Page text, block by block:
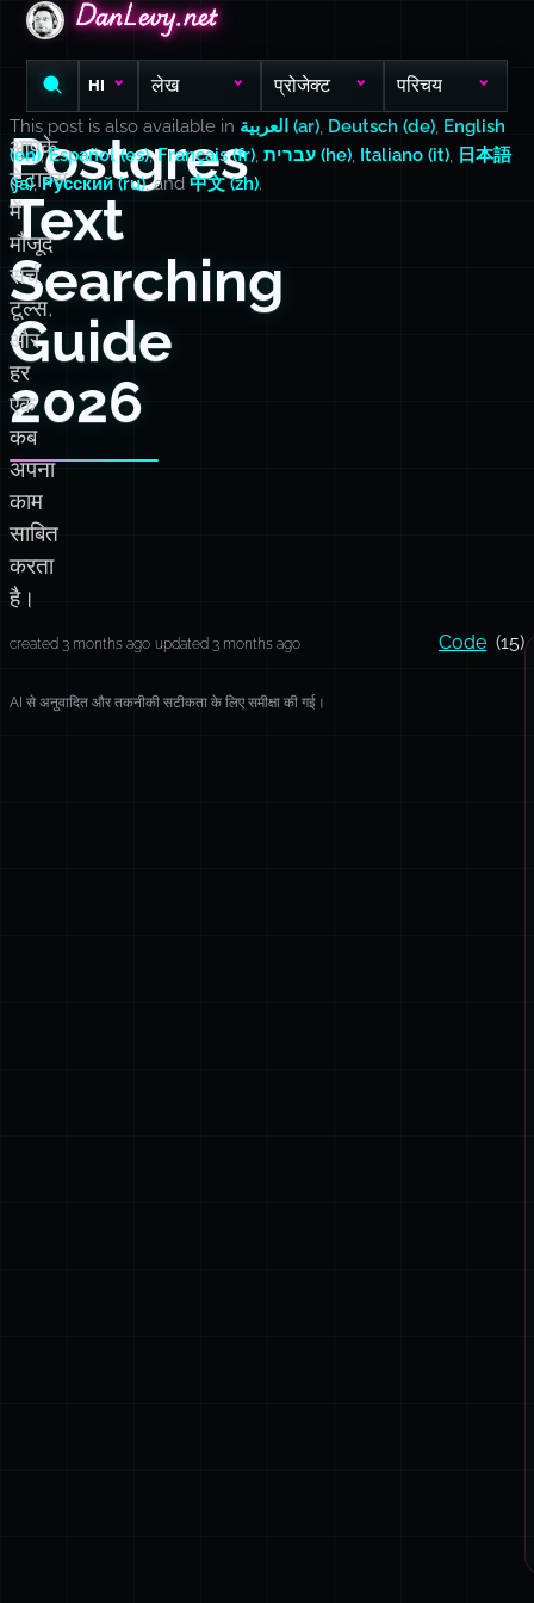
DanLevy.net
DanLevy.net
DanLevy.net
HI लेख प्रोजेक्ट परिचय
Postgres
Text
Searching
Guide
2026
आपके
डेटाबेस
में
मौजूद
सर्च
टूल्स,
और
हर
एक
कब
अपना
काम
साबित
करता
है।
This post is also available in العربية (ar), Deutsch (de), English
(en),Español (es),Français (fr), עברית (he), Italiano (it), 日本語
(ja),Русский (ru), and 中文 (zh).
created 3 months ago updated 3 months ago Code (15)
AI से अनुवादित और तकनीकी सटीकता के लिए समीक्षा की गई।